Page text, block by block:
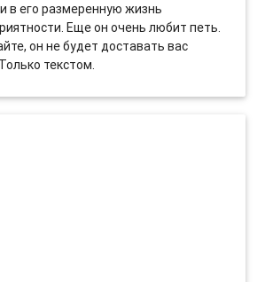
в его размеренную жизнь
Еще он очень любит петь.
он не будет доставать вас
текстом.